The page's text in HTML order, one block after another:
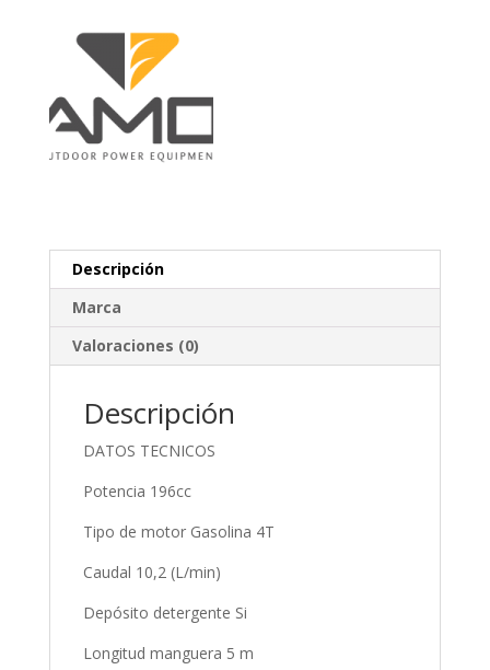
Descripción
Marca
Valoraciones (0)
Descripción
DATOS TECNICOS
Potencia 196cc
Tipo de motor Gasolina 4T
Caudal 10,2 (L/min)
Depósito detergente Si
Longitud manguera 5 m